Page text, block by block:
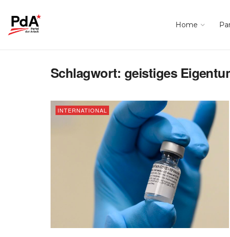
Home
Schlagwort: geistiges
INTERNATIONAL